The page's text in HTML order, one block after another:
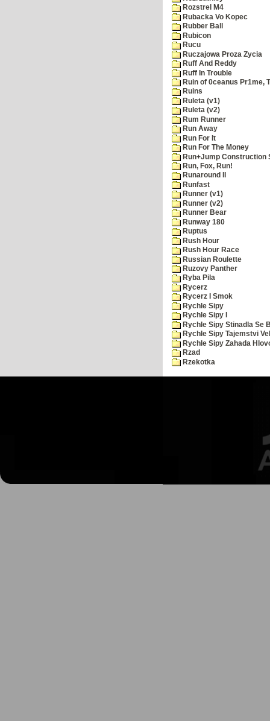
Rozstrel M4
Rubacka Vo Kopec
Rubber Ball
Rubicon
Rucu
Ruczajowa Proza Zycia
Ruff And Reddy
Ruff In Trouble
Ruin of 0ceanus Pr1me,
Ruins
Ruleta (v1)
Ruleta (v2)
Rum Runner
Run Away
Run For It
Run For The Money
Run+Jump Construction
Run, Fox, Run!
Runaround II
Runfast
Runner (v1)
Runner (v2)
Runner Bear
Runway 180
Ruptus
Rush Hour
Rush Hour Race
Russian Roulette
Ruzovy Panther
Ryba Pila
Rycerz
Rycerz I Smok
Rychle Sipy
Rychle Sipy I
Rychle Sipy Stinadla Se
Rychle Sipy Tajemstvi
Rychle Sipy Zahada
Rzad
Rzekotka